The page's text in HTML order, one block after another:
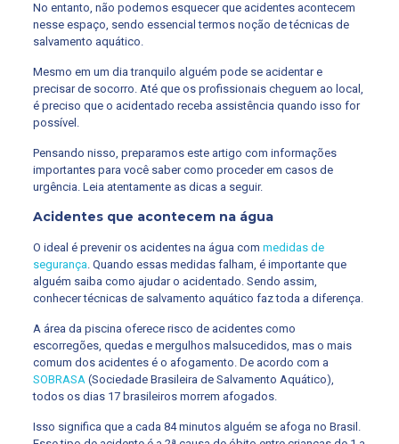
No entanto, não podemos esquecer que acidentes acontecem
nesse espaço, sendo essencial termos noção de técnicas de
salvamento aquático.
Mesmo em um dia tranquilo alguém pode se acidentar e
precisar de socorro. Até que os profissionais cheguem ao local,
é preciso que o acidentado receba assistência quando isso for
possível.
Pensando nisso, preparamos este artigo com informações
importantes para você saber como proceder em casos de
urgência. Leia atentamente as dicas a seguir.
Acidentes que acontecem na água
O ideal é prevenir os acidentes na água com medidas de
segurança. Quando essas medidas falham, é importante que
alguém saiba como ajudar o acidentado. Sendo assim,
conhecer técnicas de salvamento aquático faz toda a diferença.
A área da piscina oferece risco de acidentes como
escorregões, quedas e mergulhos malsucedidos, mas o mais
comum dos acidentes é o afogamento. De acordo com a
SOBRASA(Sociedade Brasileira de Salvamento Aquático),
todos os dias 17 brasileiros morrem afogados.
Isso significa que a cada 84 minutos alguém se afoga no Brasil.